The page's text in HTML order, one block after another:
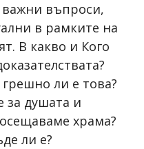
важни въпроси,
в рамките на
В какво и Кого
ли е това?
за душата и
храма?
ли е?